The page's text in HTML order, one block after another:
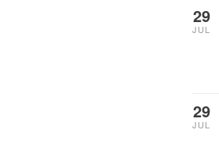
29
JUL
29
JUL